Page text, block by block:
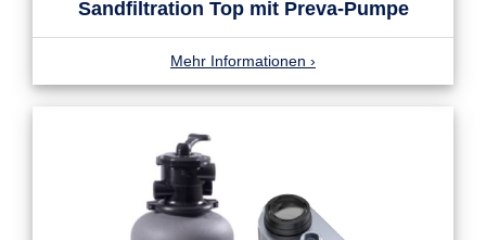
Sandfiltration Top mit Preva-Pumpe
Mehr Informationen ›